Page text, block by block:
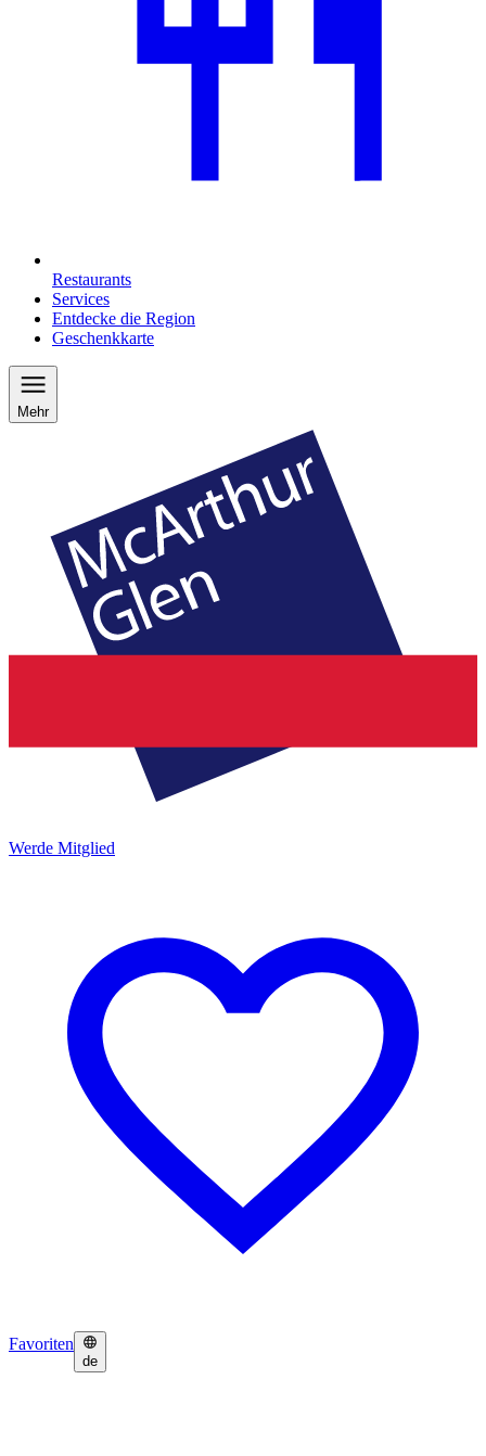
Restaurants
Services
Entdecke die Region
Geschenkkarte
Mehr
Werde Mitglied
Favoriten
de